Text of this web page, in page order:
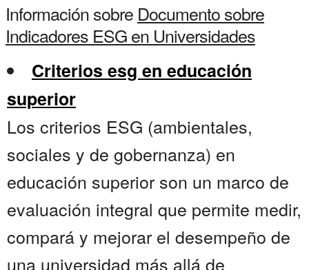
Información sobre Documento sobre
Indicadores ESG en Universidades
Criterios esg en educación
superior
Los criterios ESG (ambientales,
sociales y de gobernanza) en
educación superior son un marco de
evaluación integral que permite medir,
compará y mejorar el desempeño de
una universidad más allá de